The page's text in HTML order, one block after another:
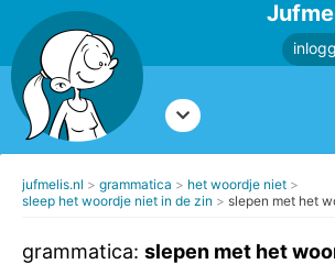
jufmelis.nl grammatica
het woordje niet
sleep het woordje niet in de zin
slepen met het
grammatica: slepen met het